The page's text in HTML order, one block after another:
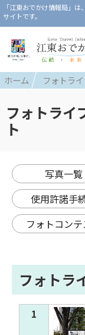
「江東おでかけ情報局」
サイトです。
ホーム フォトラ
フォトライ
ト
写真一覧
使用許諾手
フォトコンテ
フォトラ
1